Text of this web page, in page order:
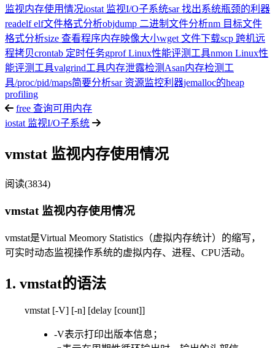
监视内存使用情况iostat 监视I/O子系统sar 找出系统瓶颈的利器
readelf elf文件格式分析objdump 二进制文件分析nm 目标文件
格式分析size 查看程序内存映像大小wget 文件下载scp 跨机远
程拷贝crontab 定时任务gprof Linux性能评测工具nmon Linux性
能评测工具valgrind工具内存泄露检测 Asan内存检测工
具/proc/pid/maps简要分析sar 资源监控利器jemalloc的heap
profiling
free 查询可用内存
iostat 监视I/O子系统
vmstat 监视内存使用情况
阅读(3834)
vmstat 监视内存使用情况
vmstat是Virtual Meomory Statistics（虚拟内存统计）的缩写，
可实时动态监视操作系统的虚拟内存、进程、CPU活动。
1. vmstat的语法
vmstat [-V] [-n] [delay [count]]
-V表示打印出版本信息；